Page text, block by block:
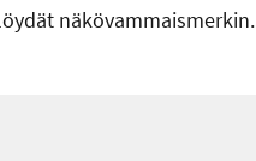
näkövammaismerkin.